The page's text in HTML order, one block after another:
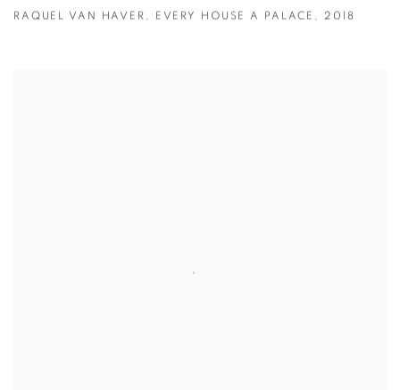
RAQUEL VAN HAVER , EVERY HOUSE A PALACE , 2018